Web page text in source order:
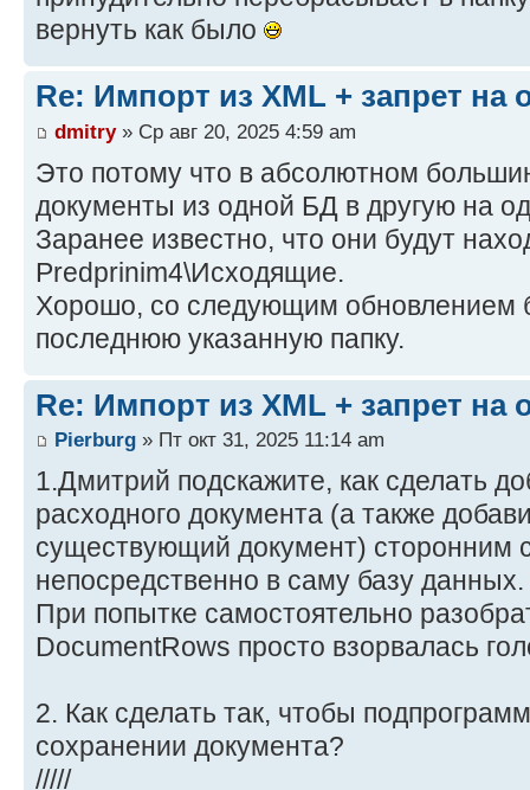
вернуть как было
Re: Импорт из XML + запрет на
dmitry» Ср авг 20, 2025 4:59 am
Это потому что в абсолютном
документы из одной БД в другую на
Заранее известно, что они будут
Predprinim4\Исходящие.
Хорошо, со следующим обновлением
последнюю указанную папку.
Re: Импорт из XML + запрет на
Pierburg » Пт окт 31, 2025 11:14 am
1.Дмитрий подскажите, как сделать
расходного документа (а также
существующий документ) сторонним
непосредственно в саму базу данных.
При попытке самостоятельно
DocumentRows просто взорвалась
2. Как сделать так, чтобы
сохранении документа?
/////